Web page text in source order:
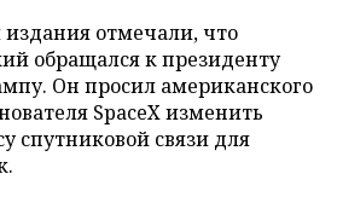
отмечали, что
обращался к президенту
Он просил американского
SpaceX изменить
спутниковой связи для